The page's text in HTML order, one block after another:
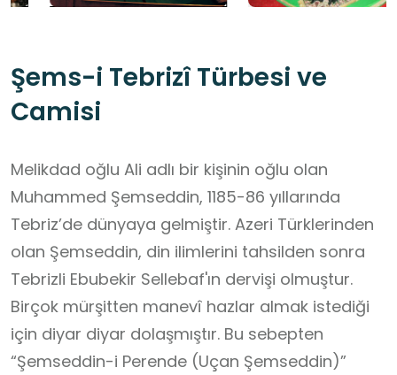
Şems-i Tebrizî Türbesi ve
Camisi
Melikdad oğlu Ali adlı bir kişinin oğlu olan
Muhammed Şemseddin, 1185-86 yıllarında
Tebriz’de dünyaya gelmiştir. Azeri Türklerinden
olan Şemseddin, din ilimlerini tahsilden sonra
Tebrizli Ebubekir Sellebaf'ın dervişi olmuştur.
Birçok mürşitten manevî hazlar almak istediği
için diyar diyar dolaşmıştır. Bu sebepten
“Şemseddin-i Perende (Uçan Şemseddin)”